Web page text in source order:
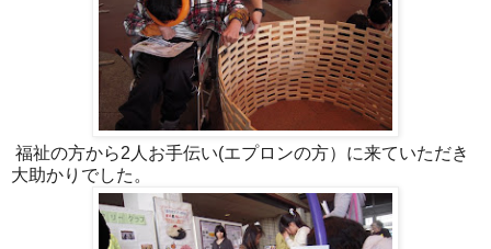
福祉の方から2人お手伝い(エプロンの方）に来ていただき
大助かりでした。